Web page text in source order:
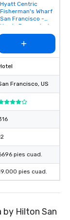
Removed from
favorites
Hyatt Centric
Fisherman's Wharf
San Francisco -
Newly Renovated
Francisco, US
pies cuad.
pies cuad.
by Hilton San